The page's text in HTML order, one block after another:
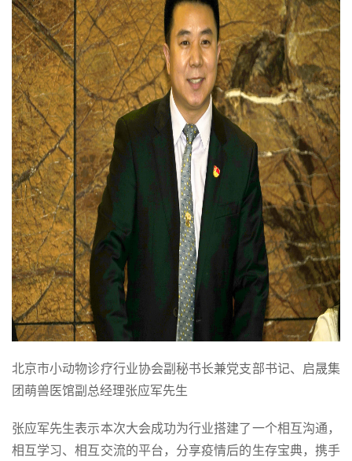
北京市小动物诊疗行业协会副秘书长兼党支部书记、启晟集
团萌兽医馆副总经理张应军先生
张应军先生表示本次大会成功为行业搭建了一个相互沟通，
相互学习、相互交流的平台，分享疫情后的生存宝典，携手